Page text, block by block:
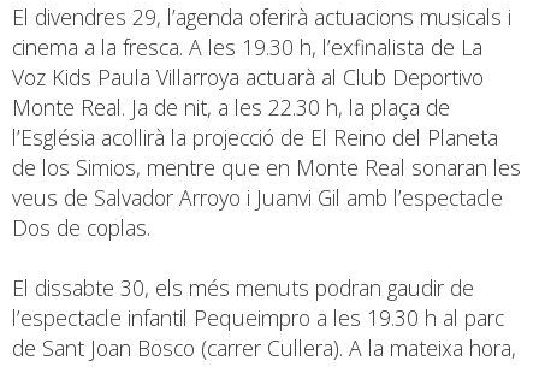
El divendres 29, l’agenda oferirà actuacions musicals i
cinema a la fresca. A les 19.30 h, l’exfinalista de La
Voz Kids Paula Villarroya actuarà al Club Deportivo
Monte Real. Ja de nit, a les 22.30 h, la plaça de
l’Església acollirà la projecció de El Reino del Planeta
de los Simios, mentre que en Monte Real sonaran les
veus de Salvador Arroyo i Juanvi Gil amb l’espectacle
Dos de coplas.
El dissabte 30, els més menuts podran gaudir de
l’espectacle infantil Pequeimpro a les 19.30 h al parc
de Sant Joan Bosco (carrer Cullera). A la mateixa hora,